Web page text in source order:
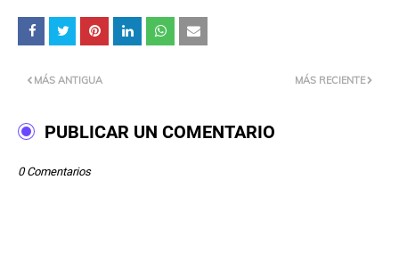
MÁS RECIENTE
MÁS ANTIGUA
PUBLICAR UN COMENTARIO
0 Comentarios